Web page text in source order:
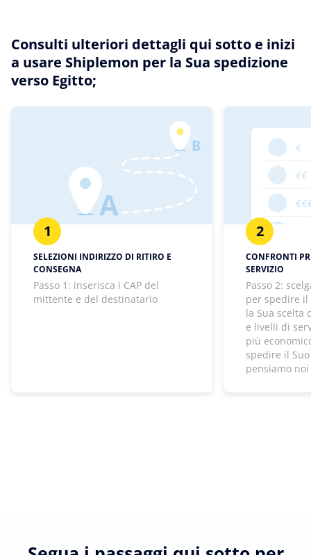
Consulti ulteriori dettagli qui sotto e inizi
a usare Shiplemon per la Sua spedizione
verso Egitto;
1
SELEZIONI INDIRIZZO DI RITIRO E
CONSEGNA
Passo 1: inserisca i CAP del
mittente e del destinatario
2
CONFRONTI
SERVIZIO
Passo 2:
per spedire il
la Sua scelta
e livelli di
più
spedire il Suo
pensiamo noi